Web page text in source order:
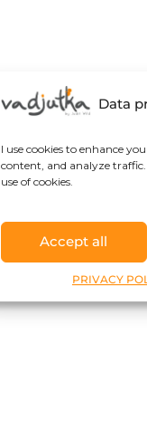
Data
I use cookies to enhance
content, and analyze
use of cookies.
Accept all
PRIVACY